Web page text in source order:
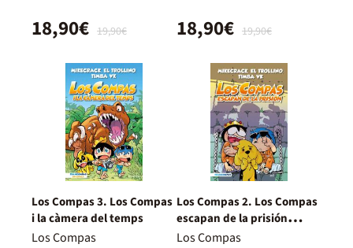
19,90€
18,90€ 19,90€
18,90€
Los Compas 3. Los Compas
i la càmera del temps
Los Compas
Los Compas 2. Los Compas
escapan de la prisión
(edición a color)
Los Compas